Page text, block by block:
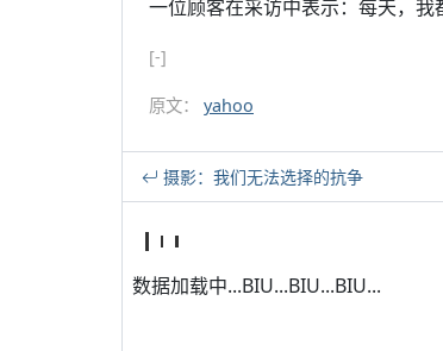
一位顾客在采访中表示：每天，我
[-]
原文： yahoo
摄影：我们无法选择的抗争
数据加载中...BIU...BIU...BIU...